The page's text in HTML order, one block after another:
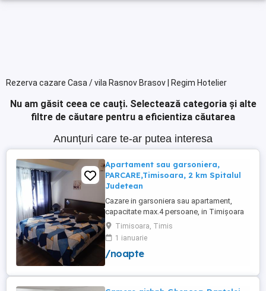
Rezerva cazare Casa / vila Rasnov Brasov | Regim Hotelier
Nu am găsit ceea ce cauți. Selectează categoria și alte
filtre de căutare pentru a eficientiza căutarea
Anunțuri care te-ar putea interesa
Apartament sau garsoniera,
PARCARE,Timisoara, 2 km Spitalul
Judetean
Cazare in garsoniera sau apartament,
capacitate max.4 persoane, in Timișoara
la 2 km de Spitalul Judetean. (la doua
strazi)de zona Calea Buziasului
Lic.Electrotimis si la 2 km de Mosnita
Noua Centura. PARCARE. Situat la et.1 al
+wifi , frigider, mașină spălat, ...
Timisoara, Timis
1 ianuarie
/noapte